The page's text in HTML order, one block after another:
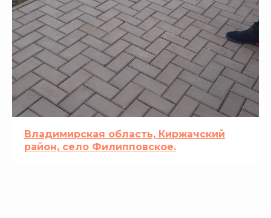
Владимирская область, Киржачский
район, село Филипповское.